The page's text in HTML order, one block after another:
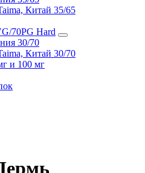
Китай 35/65
70PG Hard
30/70
Китай 30/70
и 100 мг